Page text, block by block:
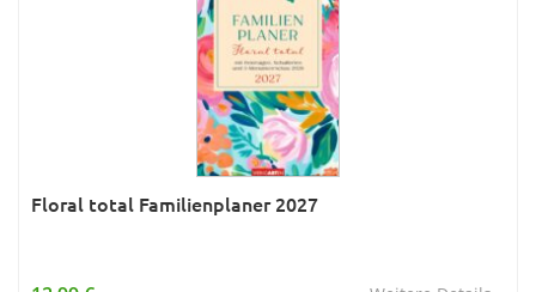
Floral total Familienplaner 2027